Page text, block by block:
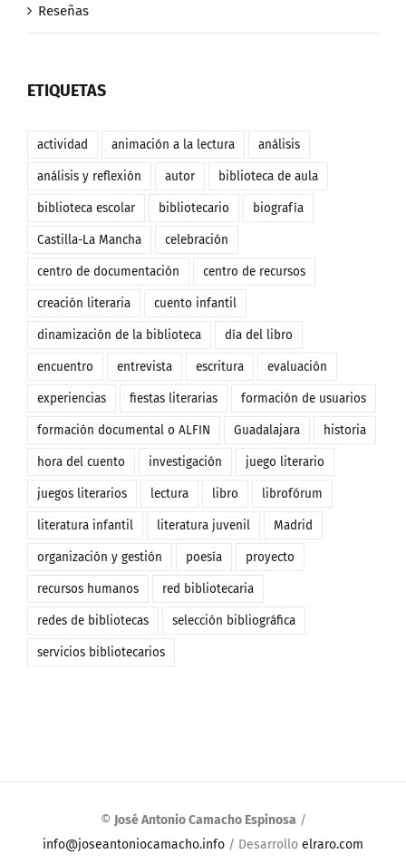
Reseñas
ETIQUETAS
actividad animación a la lectura análisis
análisis y reflexión autor biblioteca de aula
biblioteca escolar bibliotecario biografía
Castilla-La Mancha celebración
centro de documentación centro de recursos
creación literaria cuento infantil
dinamización de la biblioteca día del libro
encuentro entrevista escritura evaluación
experiencias fiestas literarias formación de usuarios
formación documental o ALFIN Guadalajara historia
hora del cuento investigación juego literario
juegos literarios lectura libro librofórum
literatura infantil literatura juvenil Madrid
organización y gestión poesía proyecto
recursos humanos red bibliotecaria
redes de bibliotecas selección bibliográfica
servicios bibliotecarios
© José Antonio Camacho Espinosa /
info@joseantoniocamacho.info / Desarrollo elraro.com